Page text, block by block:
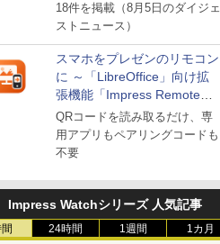
18件を掲載（8月5日のダイジェ
ストニュース）
スマホをプレゼンのリモコン
に ～「LibreOffice」向け拡
張機能「Impress Remote」
が公開
QRコードを読み取るだけ、専
用アプリもペアリングコードも
不要
Impress Watchシリーズ 人気記事
24時間 1週間 1カ月